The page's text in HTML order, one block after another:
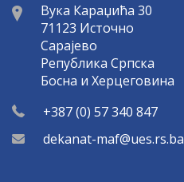
Вука Караџића 30
71123 Источно
Сарајево
Република Српска
Босна и Херцеговина
+387 (0) 57 340 847
dekanat-maf@ues.rs.ba